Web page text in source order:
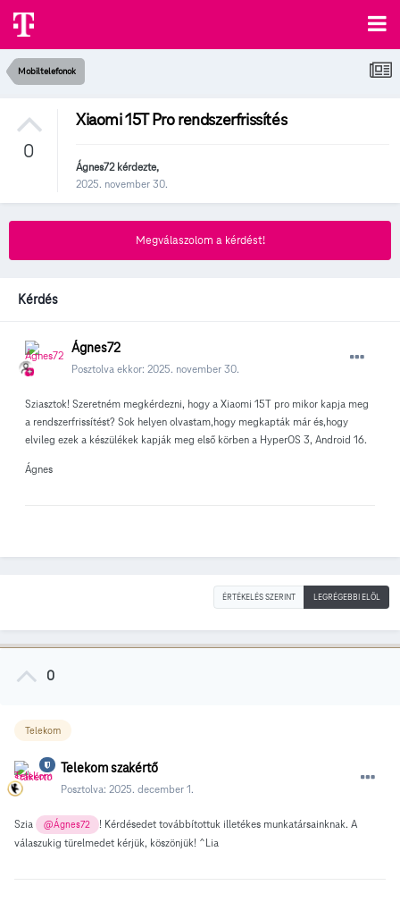
Mobiltelefonok
0
Xiaomi 15T Pro rendszerfrissítés
Ágnes72kérdezte,
2025. november 30.
Megválaszolom a kérdést!
Kérdés
Ágnes72
Posztolva ekkor: 2025. november 30.
Sziasztok! Szeretném megkérdezni, hogy a Xiaomi 15T pro mikor kapja meg
a rendszerfrissítést? Sok helyen olvastam,hogy megkapták már és,hogy
elvileg ezek a készülékek kapják meg első körben a HyperOS 3, Android 16.
Ágnes
ÉRTÉKELÉS SZERINT LEGRÉGEBBI ELÖL
0
Telekom
Telekom szakértő
Posztolva: 2025. december 1.
Szia @Ágnes72
! Kérdésedet továbbítottuk illetékes munkatársainknak. A
válaszukig türelmedet kérjük, köszönjük! ^Lia